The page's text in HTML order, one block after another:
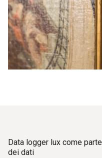
Data logger lux come
dei dati